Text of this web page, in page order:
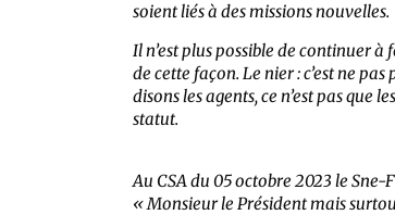
soient liés à des missions nouvelles.
Il n’est plus possible de continuer
de cette façon. Le nier : c’est ne
disons les agents, ce n’est pas que
statut.
Au CSA du 05 octobre 2023 le
« Monsieur le Président mais